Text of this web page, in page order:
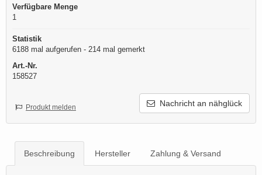
Verfügbare Menge
1
Statistik
6188 mal aufgerufen - 214 mal gemerkt
Art.-Nr.
158527
Nachricht an nähglück
Produkt melden
Beschreibung Hersteller Zahlung & Versand